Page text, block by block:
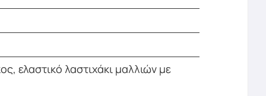
ελαστικό λαστιχάκι μαλλιών με